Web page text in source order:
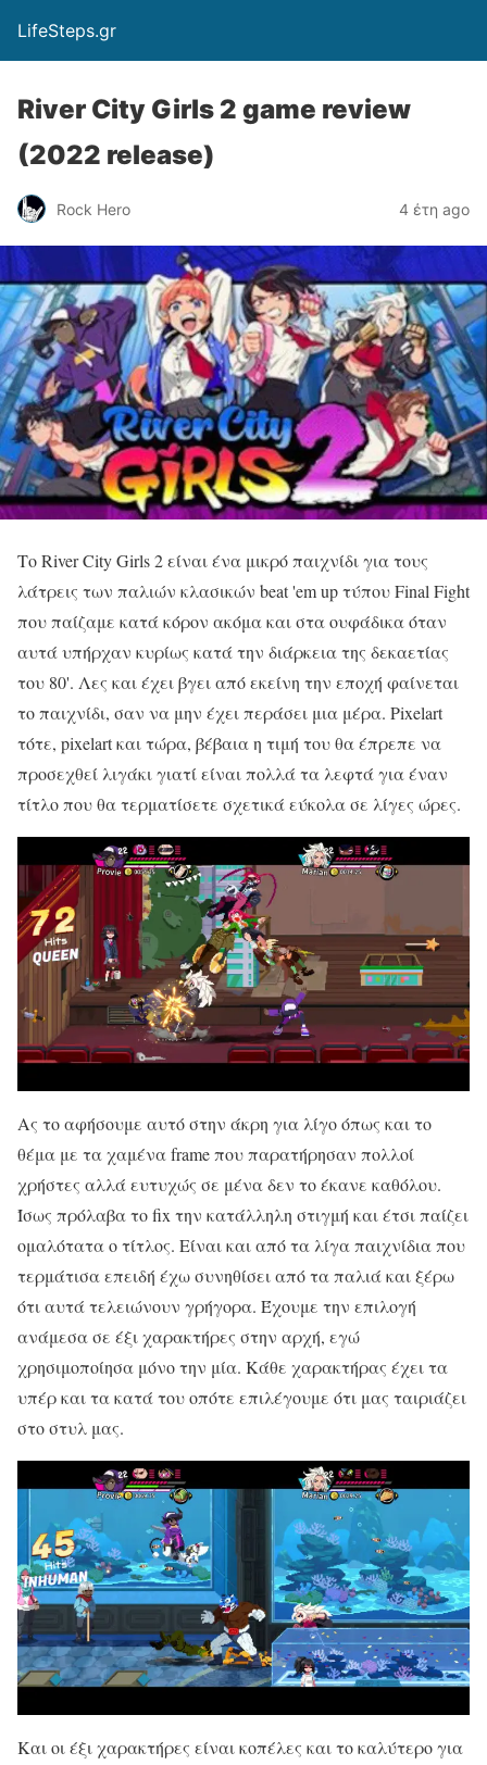
LifeSteps.gr
River City Girls 2 game review
(2022 release)
Rock Hero 4 έτη ago
Το River City Girls 2 είναι ένα μικρό παιχνίδι για τους
λάτρεις των παλιών κλασικών beat 'em up τύπου Final Fight
που παίζαμε κατά κόρον ακόμα και στα ουφάδικα όταν
αυτά υπήρχαν κυρίως κατά την διάρκεια της δεκαετίας
του 80'. Λες και έχει βγει από εκείνη την εποχή φαίνεται
το παιχνίδι, σαν να μην έχει περάσει μια μέρα. Pixelart
τότε, pixelart και τώρα, βέβαια η τιμή του θα έπρεπε να
προσεχθεί λιγάκι γιατί είναι πολλά τα λεφτά για έναν
τίτλο που θα τερματίσετε σχετικά εύκολα σε λίγες ώρες.
Ας το αφήσουμε αυτό στην άκρη για λίγο όπως και το
θέμα με τα χαμένα frame που παρατήρησαν πολλοί
χρήστες αλλά ευτυχώς σε μένα δεν το έκανε καθόλου.
Ίσως πρόλαβα το fix την κατάλληλη στιγμή και έτσι παίζει
ομαλότατα ο τίτλος. Είναι και από τα λίγα παιχνίδια που
τερμάτισα επειδή έχω συνηθίσει από τα παλιά και ξέρω
ότι αυτά τελειώνουν γρήγορα. Έχουμε την επιλογή
ανάμεσα σε έξι χαρακτήρες στην αρχή, εγώ
χρησιμοποίησα μόνο την μία. Κάθε χαρακτήρας έχει τα
υπέρ και τα κατά του οπότε επιλέγουμε ότι μας ταιριάζει
στο στυλ μας.
Και οι έξι χαρακτήρες είναι κοπέλες και το καλύτερο για